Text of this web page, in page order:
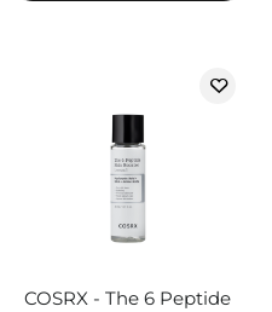
COSRX - The 6 Peptide